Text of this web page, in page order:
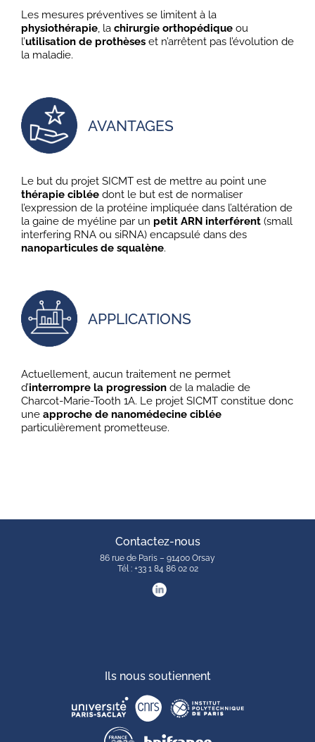
Les mesures préventives se limitent à la
physiothérapie, la chirurgie orthopédiqueou
l’utilisation de prothèseset n’arrêtent pas l’évolution de
la maladie.
AVANTAGES
Le but du projet SICMT est de mettre au point une
thérapie cibléedont le but est de normaliser
l’expression de la protéine impliquée dans l’altération de
la gaine de myéline par un petit ARN interférent(small
interfering RNA ou siRNA) encapsulé dans des
nanoparticules de squalène.
APPLICATIONS
Actuellement, aucun traitement ne permet
d’interrompre la progressionde la maladie de
Charcot-Marie-Tooth 1A. Le projet SICMT constitue donc
une approche de nanomédecine ciblée
particulièrement prometteuse.
Contactez-nous
86 rue de Paris – 91400 Orsay
Tél : +33 1 84 86 02 02
Ils nous soutiennent